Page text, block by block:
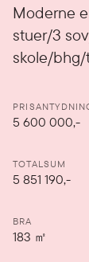
Moderne
stuer/3
skole/bhg/
Detaljer
5 600 000,-
TOTALSUM
5 851 190,-
BRA
183 ㎡